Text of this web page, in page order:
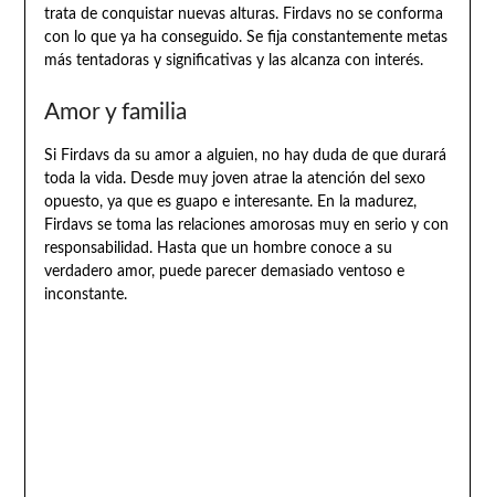
trata de conquistar nuevas alturas. Firdavs no se conforma
con lo que ya ha conseguido. Se fija constantemente metas
más tentadoras y significativas y las alcanza con interés.
Amor y familia
Si Firdavs da su amor a alguien, no hay duda de que durará
toda la vida. Desde muy joven atrae la atención del sexo
opuesto, ya que es guapo e interesante. En la madurez,
Firdavs se toma las relaciones amorosas muy en serio y con
responsabilidad. Hasta que un hombre conoce a su
verdadero amor, puede parecer demasiado ventoso e
inconstante.